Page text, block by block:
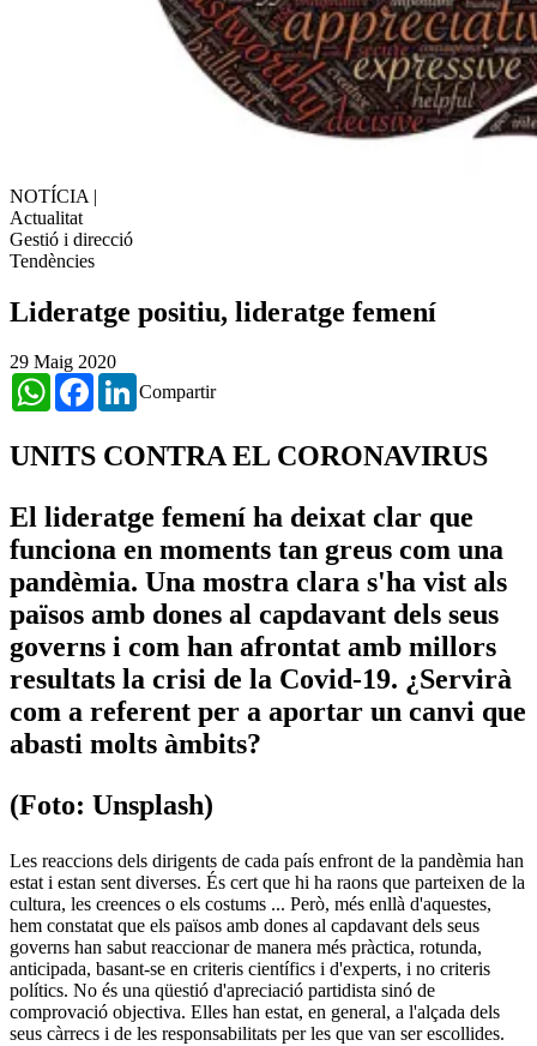
NOTÍCIA |
Actualitat
Gestió i direcció
Tendències
Lideratge positiu, lideratge femení
29 Maig 2020
Compartir
WhatsAppFacebookLinkedIn
UNITS CONTRA EL CORONAVIRUS
El lideratge femení ha deixat clar que
funciona en moments tan greus com una
pandèmia. Una mostra clara s'ha vist als
països amb dones al capdavant dels seus
governs i com han afrontat amb millors
resultats la crisi de la Covid-19. ¿Servirà
com a referent per a aportar un canvi que
abasti molts àmbits?
(Foto: Unsplash)
Les reaccions dels dirigents de cada país enfront de la pandèmia han
estat i estan sent diverses. És cert que hi ha raons que parteixen de la
cultura, les creences o els costums ... Però, més enllà d'aquestes,
hem constatat que els països amb dones al capdavant dels seus
governs han sabut reaccionar de manera més pràctica, rotunda,
anticipada, basant-se en criteris científics i d'experts, i no criteris
polítics. No és una qüestió d'apreciació partidista sinó de
comprovació objectiva. Elles han estat, en general, a l'alçada dels
seus càrrecs i de les responsabilitats per les que van ser escollides.